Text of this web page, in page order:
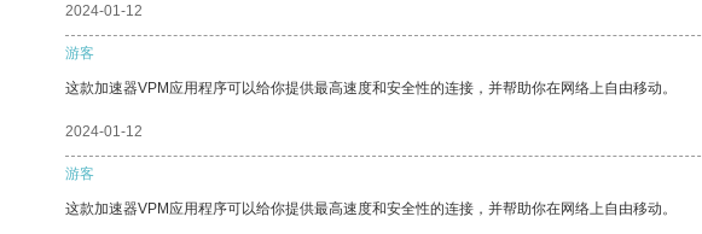
2024-01-12
游客
这款加速器VPM应用程序可以给你提供最高速度和安全性的连接，并帮助你在网络上自由移动。
2024-01-12
游客
这款加速器VPM应用程序可以给你提供最高速度和安全性的连接，并帮助你在网络上自由移动。